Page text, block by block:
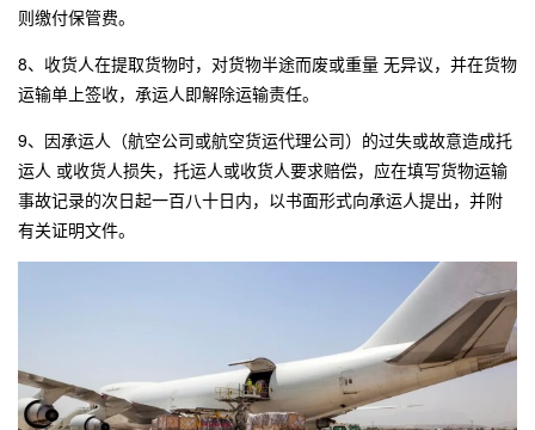
则缴付保管费。
8、收货人在提取货物时，对货物半途而废或重量 无异议，并在货物
运输单上签收，承运人即解除运输责任。
9、因承运人（航空公司或航空货运代理公司）的过失或故意造成托
运人 或收货人损失，托运人或收货人要求赔偿，应在填写货物运输
事故记录的次日起一百八十日内，以书面形式向承运人提出，并附
有关证明文件。